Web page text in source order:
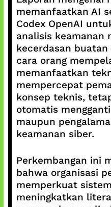
memanfaatkan AI
Codex OpenAI
analisis keamanan
kecerdasan
cara orang
memanfaatkan
mempercepat
konsep teknis,
otomatis
maupun
keamanan siber.
Perkembangan ini
bahwa organisasi
memperkuat
meningkatkan